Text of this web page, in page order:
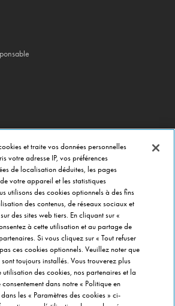
et traite vos données personnelles
votre adresse IP, vos préférences
de localisation déduites, les pages
votre appareil et les statistiques
utilisons des cookies optionnels à des fins
des contenus, de réseaux sociaux et
des sites web tiers. En cliquant sur «
à cette utilisation et au partage de
Si vous cliquez sur « Tout refuser
ces cookies optionnels. Veuillez noter que
sont toujours installés. Vous trouverez plus
utilisation des cookies, nos partenaires et la
dans notre « Politique en
les « Paramètres des cookies » ci-